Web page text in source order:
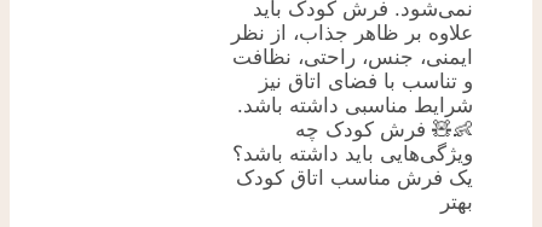
نمی‌شود. فرش کودک باید
علاوه بر ظاهر جذاب، از نظر
ایمنی، جنس، راحتی، نظافت
و تناسب با فضای اتاق نیز
شرایط مناسبی داشته باشد.
👶🧸 فرش کودک چه
ویژگی‌هایی باید داشته باشد؟
یک فرش مناسب اتاق کودک
بهتر